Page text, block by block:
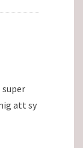
super
att sy